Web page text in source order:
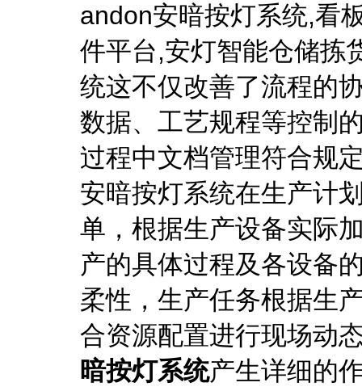
andon安暗按灯系统,看
件平台,安灯智能仓储拣
统这不仅改善了流程的
数据、工艺规程等控制
过程中文档管理符合规
安暗按灯系统在生产计
单，根据生产设备实际
产的具体过程及各设备
柔性，生产任务根据生
合资源配置进行现场动
暗按灯系统产生详细的